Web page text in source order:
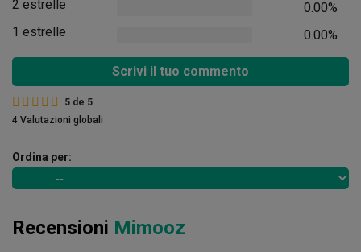
2 estrelle
0.00%
1 estrelle
0.00%
Scrivi il tuo commento
5 de 5
4 Valutazioni globali
Ordina per:
Recensioni Mimooz